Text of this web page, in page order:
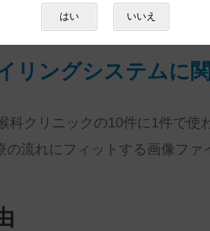
リングシステムに
科クリニックの10件に1件で使
の流れにフィットする画像ファ
はい いいえ